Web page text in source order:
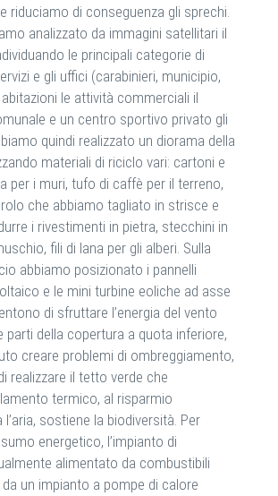
riduciamo di conseguenza gli sprechi.
analizzato da immagini satellitari il
le principali categorie di
e gli uffici (carabinieri, municipio,
le attività commerciali il
e un centro sportivo privato gli
quindi realizzato un diorama della
materiali di riciclo vari: cartoni e
per i muri, tufo di caffè per il terreno,
che abbiamo tagliato in strisce e
i rivestimenti in pietra, stecchini in
fili di lana per gli alberi. Sulla
abbiamo posizionato i pannelli
e le mini turbine eoliche ad asse
di sfruttare l’energia del vento
parti della copertura a quota inferiore,
creare problemi di ombreggiamento,
realizzare il tetto verde che
termico, al risparmio
sostiene la biodiversità. Per
energetico, l’impianto di
alimentato da combustibili
un impianto a pompe di calore